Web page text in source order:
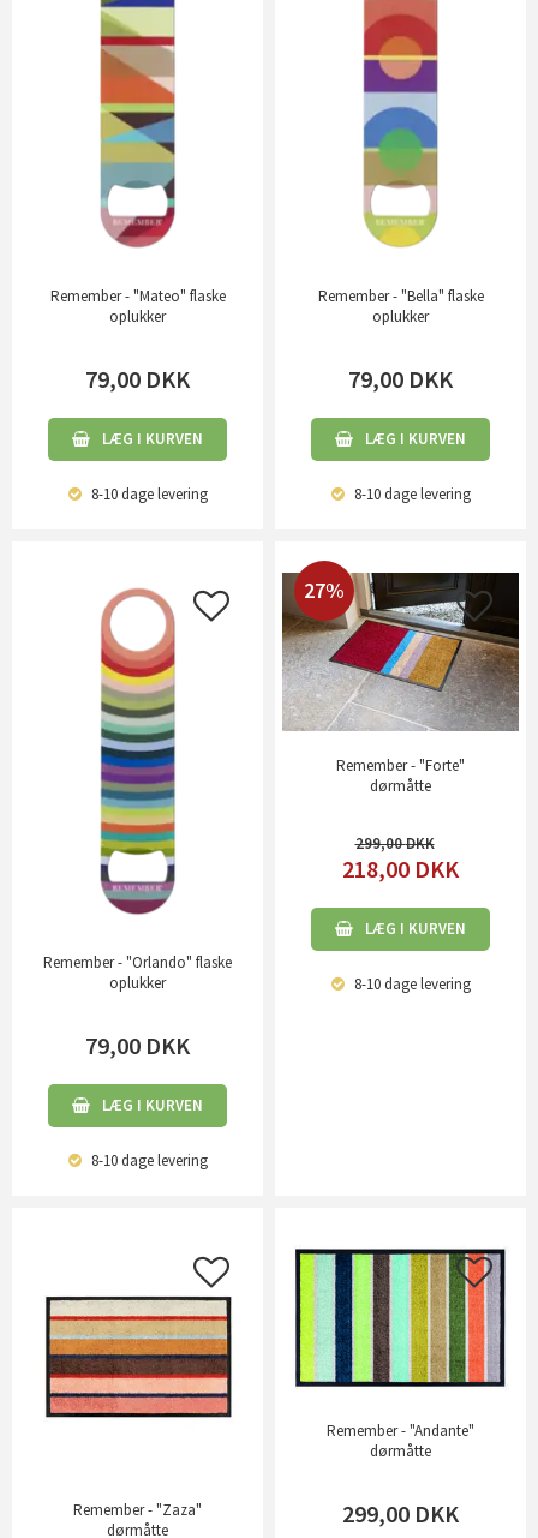
Remember - "Mateo" flaske
oplukker
79,00 DKK
LÆG I KURVEN
8-10 dagelevering
Remember - "Bella" flaske
oplukker
79,00 DKK
LÆG I KURVEN
8-10 dagelevering
Remember - "Orlando" flaske
oplukker
79,00 DKK
LÆG I KURVEN
8-10 dagelevering
27%
Remember - "Forte"
dørmåtte
299,00
218,00 DKK
LÆG I KURVEN
8-10 dagelevering
Remember - "Zaza"
dørmåtte
Remember - "Andante"
dørmåtte
299,00 DKK